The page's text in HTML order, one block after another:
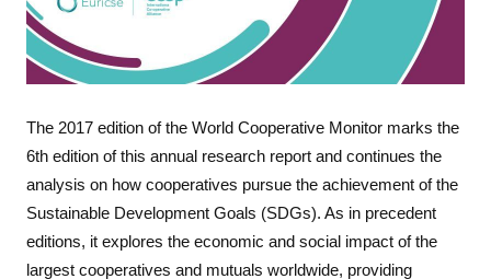
The 2017 edition of the World Cooperative Monitor marks the
6th edition of this annual research report and continues the
analysis on how cooperatives pursue the achievement of the
Sustainable Development Goals (SDGs). As in precedent
editions, it explores the economic and social impact of the
largest cooperatives and mutuals worldwide, providing